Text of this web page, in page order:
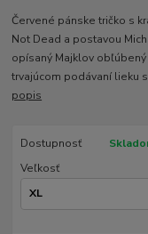
Červené pánske tričko s
Not Dead a postavou
opísaný Majklov
trvajúcom podávaní lieku
popis
Dostupnosť
Veľkosť